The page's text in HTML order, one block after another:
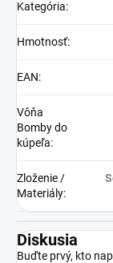
Kategória:
Hmotnosť:
EAN:
Vôňa
Bomby do
kúpeľa:
Zloženie /
Materiály:
Diskusia
Buďte prvý, kto